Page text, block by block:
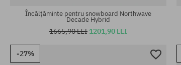
Încălțăminte pentru snowboard Northwave
Decade Hybrid
1665,90 LEI 1201,90 LEI
-27%